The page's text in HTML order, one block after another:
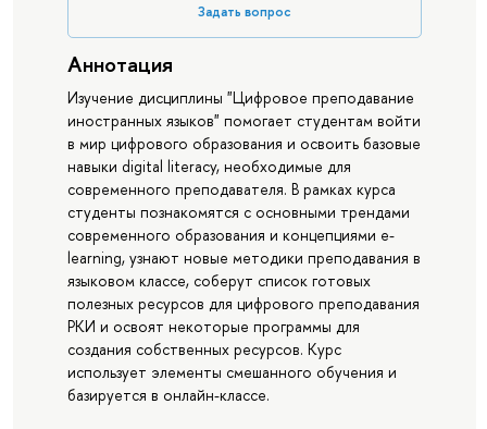
Задать вопрос
Аннотация
Изучение дисциплины "Цифровое преподавание
иностранных языков" помогает студентам войти
в мир цифрового образования и освоить базовые
навыки digital literacy, необходимые для
современного преподавателя. В рамках курса
студенты познакомятся с основными трендами
современного образования и концепциями e-
learning, узнают новые методики преподавания в
языковом классе, соберут список готовых
полезных ресурсов для цифрового преподавания
РКИ и освоят некоторые программы для
создания собственных ресурсов. Курс
использует элементы смешанного обучения и
базируется в онлайн-классе.